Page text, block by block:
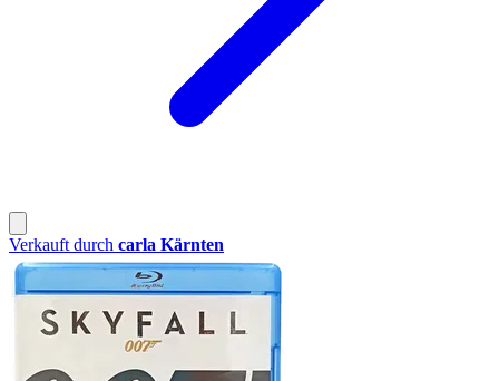
Verkauft durch carla Kärnten